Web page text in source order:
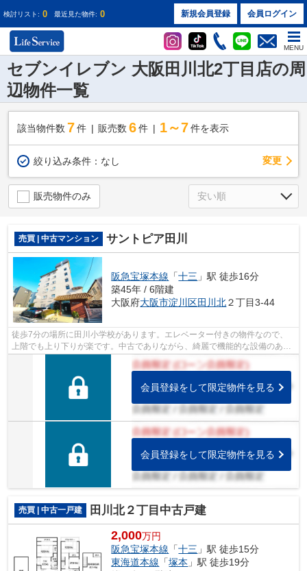
検討リスト: 0 最近見た物件: 0 新規会員登録 会員ログイン
MENU
セブンイレブン 大阪田川北2丁目店の周
辺物件一覧
該当物件数 7件 販売数 6 件 1～7 件を表示
絞り込み条件： なし 変更
販売物件のみ
売買 | 中古マンション サントピア田川
阪急宝塚本線 「十三 」駅 徒歩16分
築45年 / 6階建
大阪府大阪市淀川区田川北２丁目3-44
徒歩7分の場所に田川小学校があります。エレベーター付きの物件なので、
上階でも上り下りが楽です。中古でありながら、綺麗で機能的な設備のある
マンションです。マイホームをお求めの...
会員登録をして限定物件を見る
会員登録をして限定物件を見る
売買 | 中古一戸建 田川北２丁目中古戸建
2,000万円
阪急宝塚本線 「十三 」駅 徒歩15分
東海道本線 「塚本 」駅 徒歩19分